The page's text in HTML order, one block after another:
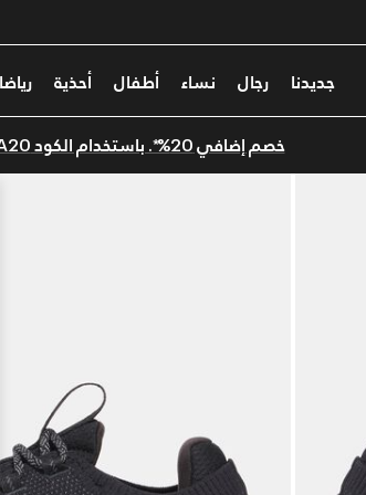
جديدنا رجال نساء أطفال أحذية
خصم إضافي 20%*. باستخدام الكود EXTRA20